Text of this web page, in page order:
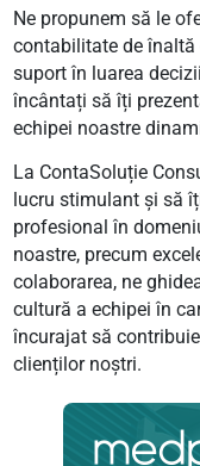
Ne propunem să le
contabilitate de
suport în luarea
încântați să îți
echipei noastre
La ContaSoluție
lucru stimulant și să
profesional în
noastre, precum
colaborarea, ne
cultură a echipei în
încurajat să
clienților noștri.